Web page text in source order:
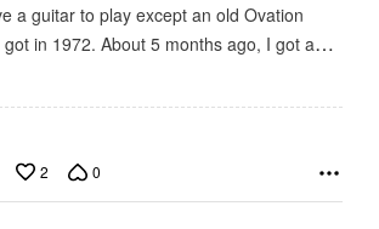
a guitar to play except an old Ovation
in 1972. About 5 months ago, I got a…
2 0